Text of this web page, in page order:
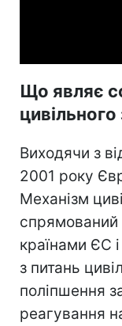
Що являє
Виходячи з
2001 року
Механізм
спрямований
країнами ЄС
з питань
поліпшення
реагування